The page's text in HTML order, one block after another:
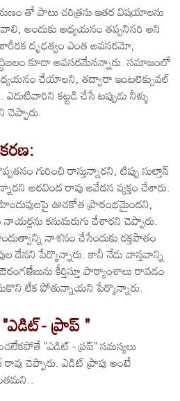
తో పాటు చరిత్రను ఇతర విషయాలను
అందుకు అధ్యయనం తప్పనిసరి అని
దృఢత్వం ఎంత అవసరమో,
కూడా అవసరమేనన్నారు. సమాజంలో
చేయాలని, తద్వారా ఇంటలెక్చువల్
కట్టడి చేసే టప్పుడు నీళ్ళు
గురించి రాస్తున్నారని, టిప్పు సుల్తాన్
అరవింద రావు ఆవేదన వ్యక్తం చేశారు.
ఊచకోత ప్రారంభమైందని,
కనుమరుగు చేశారని చెప్పారు.
నాశనం చేసేందుకు రక్తపాతం
దేనని పేర్కొన్నారు. కానీ నేడు వాస్తవాన్ని
కీర్తిస్తూ పాఠ్యాంశాలు రావడం
లేక పోతున్నాయని పేర్కొన్నారు.
ప్రాప్ "
"ఎడిట్ - ప్రప్" సమస్యలు
చెప్పారు. ఎడిట్ ప్రాపు అంటే